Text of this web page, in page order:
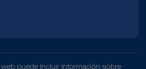
puede incluir información sobre